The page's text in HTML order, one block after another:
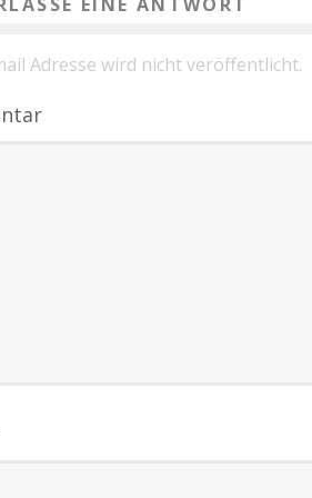
Adresse wird nicht veröffentlicht.